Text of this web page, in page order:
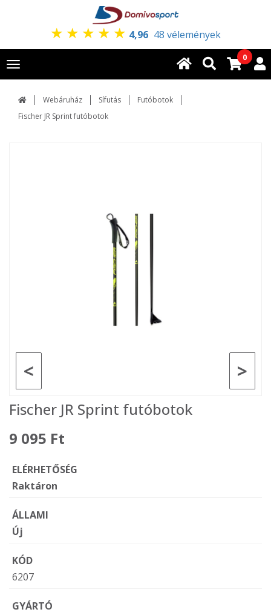
★ ★ ★ ★ ★ 4,96 48 vélemények
Toggle
navigation
0
Webáruház Sífutás
Futóbotok
Fischer JR Sprint futóbotok
>
<
Fischer JR Sprint futóbotok
9 095 Ft
ELÉRHETŐSÉG
Raktáron
ÁLLAMI
Új
KÓD
6207
GYÁRTÓ